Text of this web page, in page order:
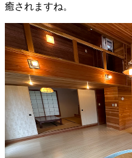
癒されますね。